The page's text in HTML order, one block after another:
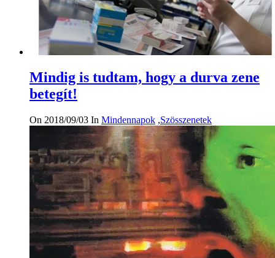
Mindig is tudtam, hogy a durva zene
betegít!
On 2018/09/03 In Mindennapok ,Szösszenetek